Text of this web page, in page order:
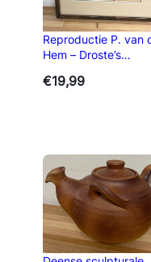
Reproductie P. van
Hem – Droste’s
€19,99